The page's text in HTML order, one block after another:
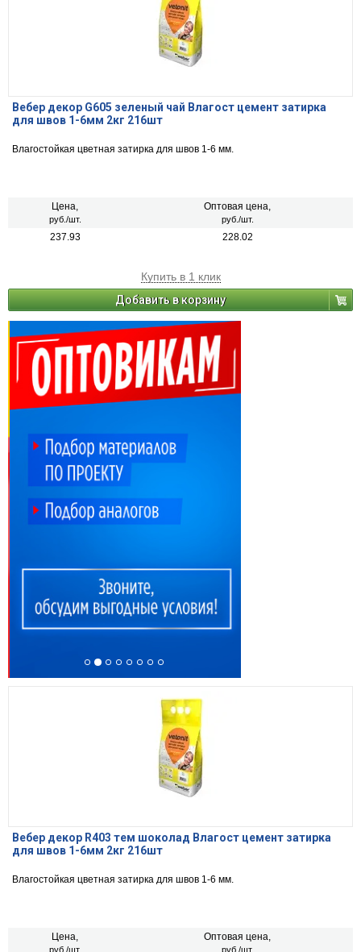
Вебер декор G605 зеленый чай Влагост цемент затирка
для швов 1-6мм 2кг 216шт
Влагостойкая цветная затирка для швов 1-6 мм.
Цена,
руб./шт.
Оптовая цена,
руб./шт.
237.93 228.02
Купить в 1 клик
Добавить в корзину
Вебер декор R403 тем шоколад Влагост цемент затирка
для швов 1-6мм 2кг 216шт
Влагостойкая цветная затирка для швов 1-6 мм.
Цена,
руб./шт.
Оптовая цена,
руб./шт.